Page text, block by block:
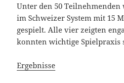
Unter den 50
im Schweizer System mit 15
gespielt. Alle vier zeigten
konnten wichtige Spielpraxis
Ergebnisse